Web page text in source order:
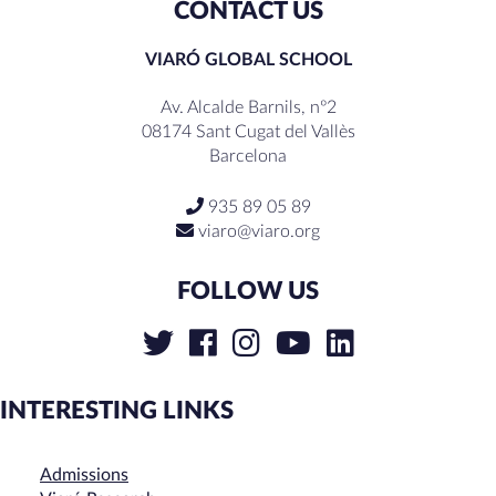
CONTACT US
VIARÓ GLOBAL SCHOOL
Av. Alcalde Barnils, nº2
08174 Sant Cugat del Vallès
Barcelona
935 89 05 89
viaro@viaro.org
FOLLOW US
INTERESTING LINKS
Admissions